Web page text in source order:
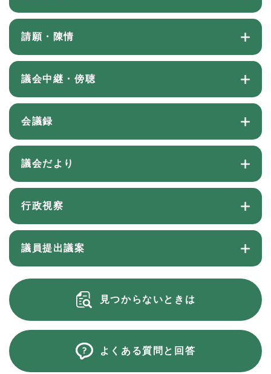
請願・陳情
議会中継・傍聴
会議録
議会だより
行政視察
議員提出議案
見つからないときは
よくある質問と回答